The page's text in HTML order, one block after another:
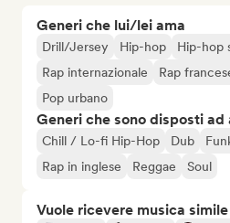
Generi che lui/lei ama
Drill/Jersey Hip-hop
Hip-hop
Rap internazionale
Rap
Pop urbano
Generi che sono disposti
Chill / Lo-fi Hip-Hop Dub
Rap in inglese
Reggae Soul
Vuole ricevere musica simile